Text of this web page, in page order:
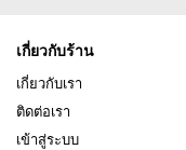
เกี่ยวกับร้าน
เกี่ยวกับเรา
ติดต่อเรา
เข้าสู่ระบบ